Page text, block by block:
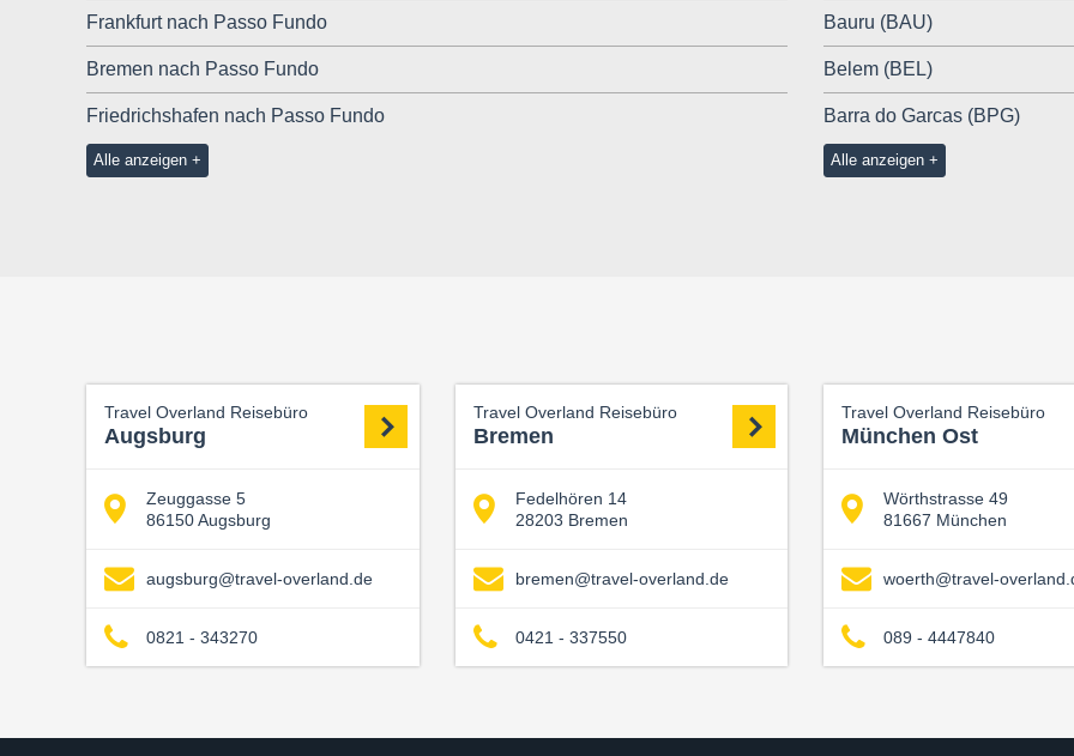
Frankfurt nach Passo Fundo
Bremen nach Passo Fundo
Friedrichshafen nach Passo Fundo
Alle anzeigen
Bauru (BAU)
Belem (BEL)
Barra do Garcas (BPG)
Alle anzeigen
Travel Overland Reisebüro
Augsburg
Zeuggasse 5
86150 Augsburg
augsburg@travel-overland.de
0821 - 343270
Travel Overland Reisebüro
Bremen
Fedelhören 14
28203 Bremen
bremen@travel-overland.de
0421 - 337550
Travel Overland Reisebüro
München Ost
Wörthstrasse 49
81667 München
woerth@travel-
089 - 4447840